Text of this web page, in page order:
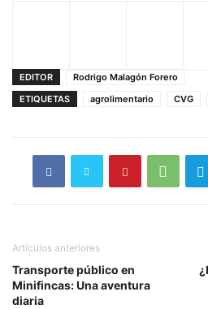
EDITOR
Rodrigo Malagón Forero
ETIQUETAS
agrolimentario CVG
Artículos anteriores
Transporte público en
Minifincas: Una aventura
diaria